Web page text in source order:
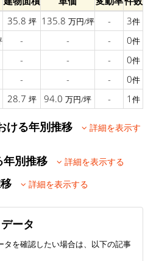
35.8 坪 135.8 万円/坪 - 3件
- - - 0件
- - - 0件
- - - 0件
28.7 坪 94.0 万円/坪 - 1 件
ける年別推移
詳細を表示す
年別推移 詳細を表示する
移 詳細を表示する
ータ
タを確認したい場合は、以下の記事